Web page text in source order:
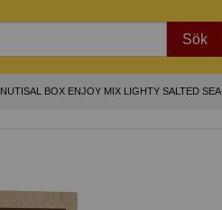
Sök
NUTISAL BOX ENJOY MIX LIGHTY SALTED SEA